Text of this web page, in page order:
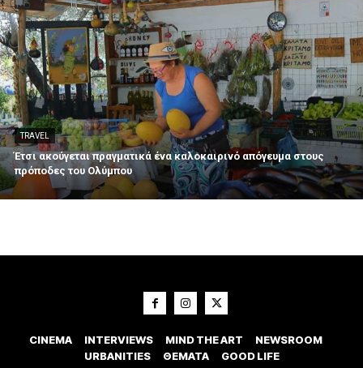
TRAVEL
Έτσι ακούγεται πραγματικά ένα καλοκαιρινό απόγευμα στους
πρόποδες του Ολύμπου
CINEMA INTERVIEWS MIND THE ART
NEWSROOM
URBANITIES
ΘΕΜΑΤΑ GOOD LIFE